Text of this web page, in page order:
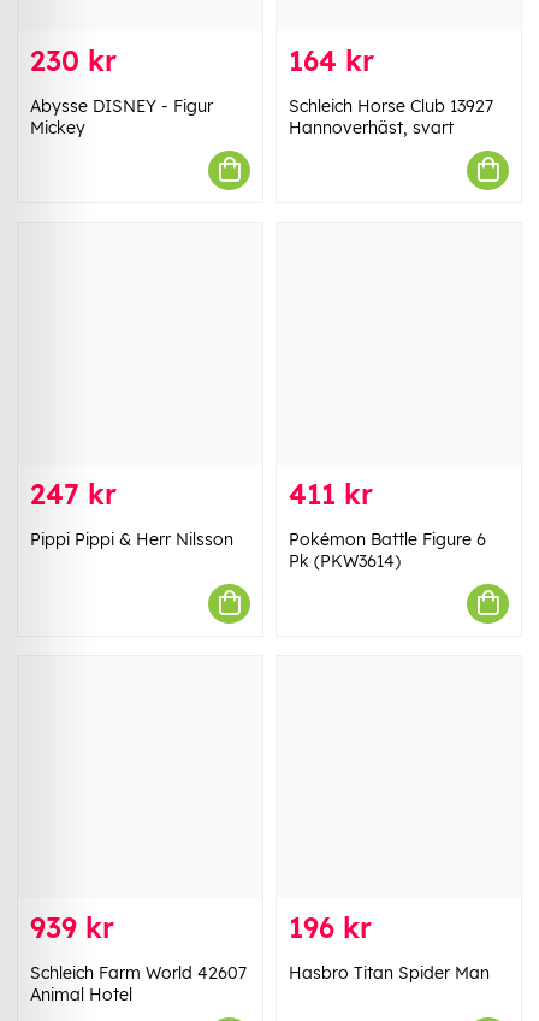
230 kr
Abysse DISNEY - Figur
Mickey
164 kr
Schleich Horse Club 13927
Hannoverhäst, svart
247 kr
Pippi Pippi & Herr Nilsson
411 kr
Pokémon Battle Figure 6
Pk (PKW3614)
939 kr
Schleich Farm World 42607
Animal Hotel
196 kr
Hasbro Titan Spider Man